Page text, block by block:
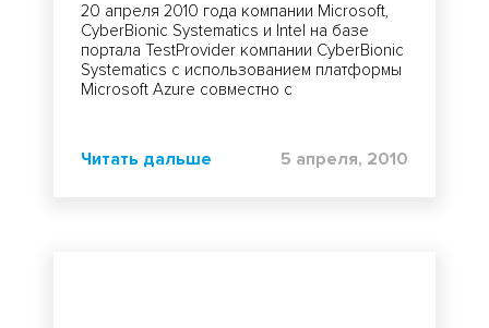
20 апреля 2010 года компании Microsoft,
CyberBionic Systematics и Intel на базе
портала TestProvider компании CyberBionic
Systematics с использованием платформы
Microsoft Azure совместно с
Читать дальше 5 апреля, 2010